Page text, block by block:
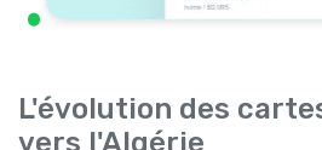
L'évolution des
vers l'Algérie